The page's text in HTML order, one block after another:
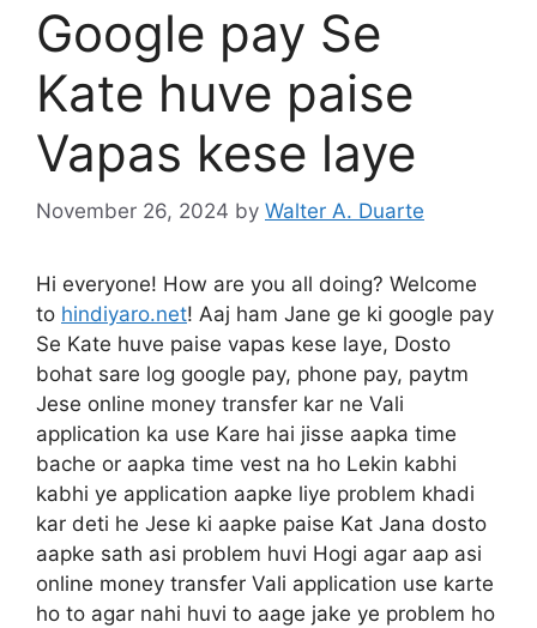
Google pay Se
Kate huve paise
Vapas kese laye
November 26, 2024 by Walter A. Duarte
Hi everyone! How are you all doing? Welcome
to hindiyaro.net! Aaj ham Jane ge ki google pay
Se Kate huve paise vapas kese laye, Dosto
bohat sare log google pay, phone pay, paytm
Jese online money transfer kar ne Vali
application ka use Kare hai jisse aapka time
bache or aapka time vest na ho Lekin kabhi
kabhi ye application aapke liye problem khadi
kar deti he Jese ki aapke paise Kat Jana dosto
aapke sath asi problem huvi Hogi agar aap asi
online money transfer Vali application use karte
ho to agar nahi huvi to aage jake ye problem ho